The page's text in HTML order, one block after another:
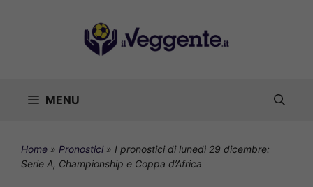
MENU
Home » Pronostici» I pronostici di lunedì 29 dicembre:
Serie A, Championship e Coppa d’Africa